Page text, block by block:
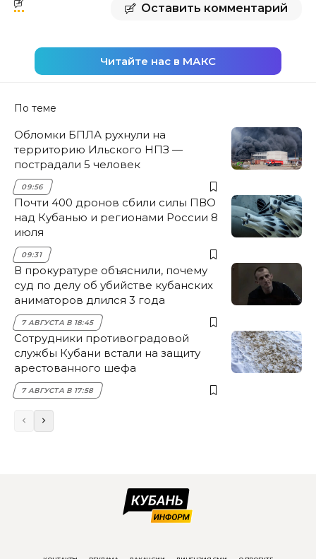
Оставить комментарий
Читайте нас в МАКС
По теме
Обломки БПЛА рухнули на
территорию Ильского НПЗ —
пострадали 5 человек
09:56
Почти 400 дронов сбили силы ПВО
над Кубанью и регионами России 8
июля
09:31
В прокуратуре объяснили, почему
суд по делу об убийстве кубанских
аниматоров длился 3 года
7 АВГУСТА В 18:45
Сотрудники противоградовой
службы Кубани встали на защиту
арестованного шефа
7 АВГУСТА В 17:58